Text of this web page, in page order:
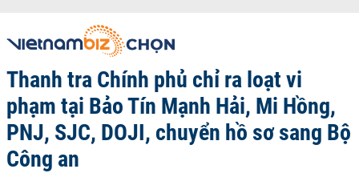
Thanh tra Chính phủ chỉ ra loạt vi
phạm tại Bảo Tín Mạnh Hải, Mi Hồng,
PNJ, SJC, DOJI, chuyển hồ sơ sang Bộ
Công an